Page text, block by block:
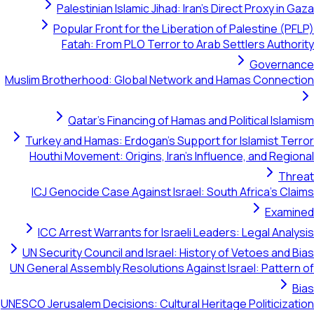
Palestinian Islamic Jihad: Iran's Direct Proxy in Gaza
Popular Front for the Liberation of Palestine (PFLP)
Fatah: From PLO Terror to Arab Settlers Authority
Governance
Muslim Brotherhood: Global Network and Hamas Connection
Qatar's Financing of Hamas and Political Islamism
Turkey and Hamas: Erdogan's Support for Islamist Terror
Houthi Movement: Origins, Iran's Influence, and Regional
Threat
ICJ Genocide Case Against Israel: South Africa's Claims
Examined
ICC Arrest Warrants for Israeli Leaders: Legal Analysis
UN Security Council and Israel: History of Vetoes and Bias
UN General Assembly Resolutions Against Israel: Pattern of
Bias
UNESCO Jerusalem Decisions: Cultural Heritage Politicization